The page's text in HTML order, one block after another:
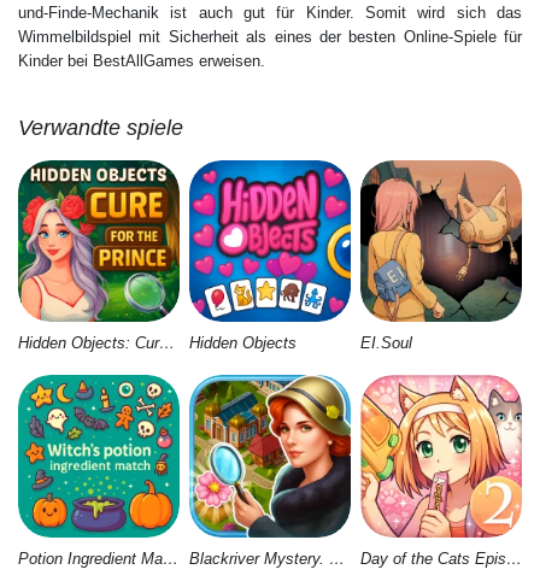
und-Finde-Mechanik ist auch gut für Kinder. Somit wird sich das
Wimmelbildspiel mit Sicherheit als eines der besten Online-Spiele für
Kinder bei BestAllGames erweisen.
Verwandte spiele
Hidden Objects: Cure for the Prince Hidden Objects EI.Soul
Potion Ingredient Match Blackriver Mystery. Hidden Objects Day of the Cats Episode 2